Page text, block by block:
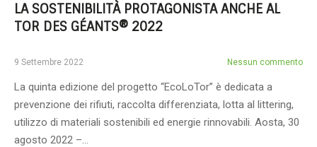
LA SOSTENIBILITÀ PROTAGONISTA ANCHE AL
TOR DES GÉANTS® 2022
9 Settembre 2022 Nessun commento
La quinta edizione del progetto “EcoLoTor” è dedicata a
prevenzione dei rifiuti, raccolta differenziata, lotta al littering,
utilizzo di materiali sostenibili ed energie rinnovabili. Aosta, 30
agosto 2022 –…